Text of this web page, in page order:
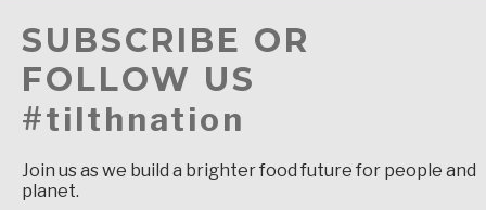
SUBSCRIBE OR
FOLLOW US
#tilthnation
Join us as we build a brighter food future for people and
planet.